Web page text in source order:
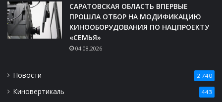
САРАТОВСКАЯ ОБЛАСТЬ ВПЕРВЫЕ
ПРОШЛА ОТБОР НА МОДИФИКАЦИЮ
КИНООБОРУДОВАНИЯ ПО НАЦПРОЕКТУ
«СЕМЬЯ»
04.08.2026
Новости 2 740
Киновертикаль 443